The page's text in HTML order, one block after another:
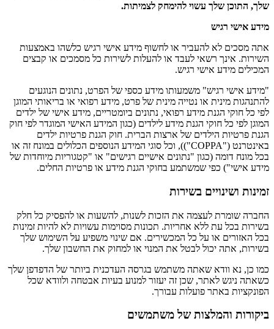
שלך, התוכן שלך עשוי להימחק לצמיתות.
מידע אישי רגיש
אתה מסכים לא להעביר או לחשוף מידע אישי רגיש כלשהו באמצעות
השירות. אינך רשאי לעבד או להעלות לשירות כל מסמכים או קבצים
המכילים מידע אישי רגיש.
"מידע אישי רגיש" משמעותו מידע כספי של הפרט, נתונים הנוגעים
להתנהגות מינית או נטייה מינית של פרט, מידע רפואי או בריאותי המוגן
לפי כל חוקי הגנת מידע רפואי, נתונים ביומטריים, מידע אישי של ילדים
המוגן לפי כל חוקי הגנת מידע לילדים (כגון המידע האישי המוגדר לפי חוק
הגנת פרטיות הילדים של ארצות הברית. חוק הגנת פרטיות ילדים
באינטרנט ("COPPA")), וכל סוגי המידע הנוספים הכלולים במונח זה או
בכל מונח דומה (כגון "נתונים אישיים רגישים" או "קטגוריות מיוחדות של
מידע אישי") כפי שמשתמע בחוקי הגנת מידע או פרטיות החלים.
זמינות ושינויים בשירות
החברה שומרת לעצמה את הזכות לשנות, להשעות או להפסיק כל חלק
בשירות בכל עת ללא אחריות. תכונות מסוימות עשויות לא להיות זמינות
בכל האזורים או על כל המכשירים. אם שינוי משפיע על השימוש שלך
בשירות, אתה יכול לבטל את המנוי או למחוק את החשבון שלך.
כמו כן, נא וודא שאתה משתמש בגרסה העדכנית ביותר של הדפדפן שלך
כשאתה ניגש לאתר, שכן זה יעזור למנוע בעיות אבטחה ולוודא שכל
הפונקציות באתר פועלות עבורך.
ביקורות והמלצות של משתמשים